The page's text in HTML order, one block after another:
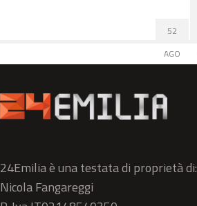
52
AGO
24Emilia è una testata di proprietà di:
Nicola Fangareggi